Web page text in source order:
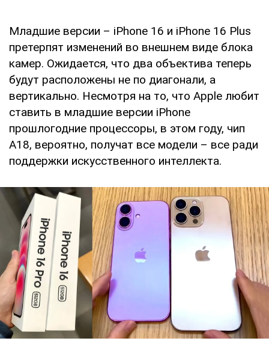
Младшие версии – iPhone 16 и iPhone 16 Plus
претерпят изменений во внешнем виде блока
камер. Ожидается, что два объектива теперь
будут расположены не по диагонали, а
вертикально. Несмотря на то, что Apple любит
ставить в младшие версии iPhone
прошлогодние процессоры, в этом году, чип
A18, вероятно, получат все модели – все ради
поддержки искусственного интеллекта.